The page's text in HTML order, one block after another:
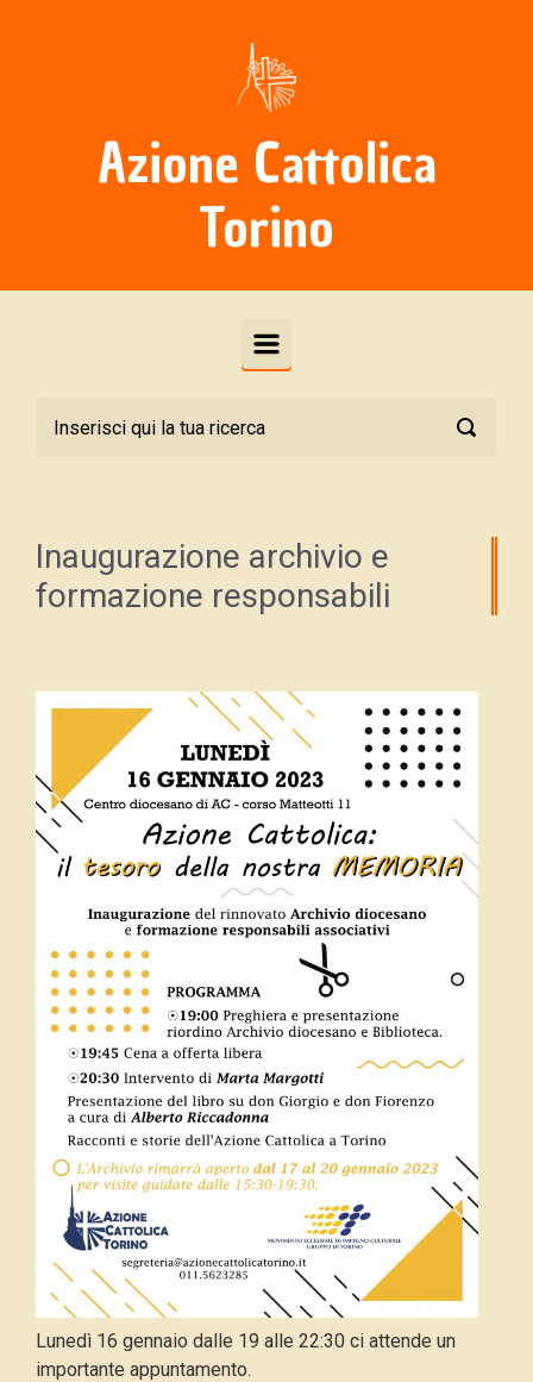
Azione Cattolica
Torino
Inaugurazione archivio e
formazione responsabili
Lunedì 16 gennaio dalle 19 alle 22:30 ci attende un
importante appuntamento.